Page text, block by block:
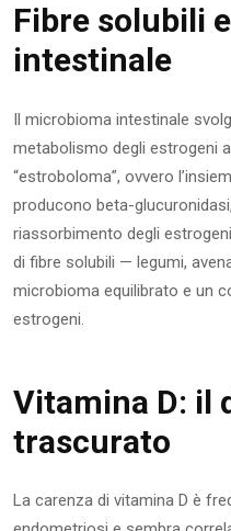
Fibre solubili
intestinale
Il microbioma intestinale
metabolismo degli estrogeni
“estroboloma”, ovvero
producono beta-
riassorbimento degli
di fibre solubili — legumi,
microbioma equilibrato e un
estrogeni.
Vitamina D: il
trascurato
La carenza di vitamina D è